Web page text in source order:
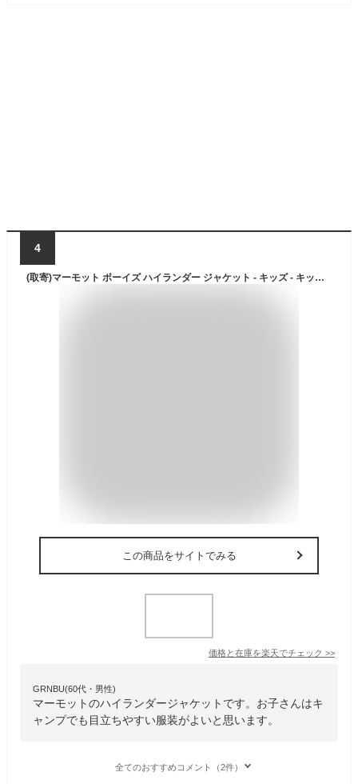
4
(取寄)マーモット ボーイズ ハイランダー ジャケット - キッズ - キッズ Marmot Boy's Highlander Jacket - Kids' - Kids Dark Azure/Foliage
この商品をサイトでみる
価格と在庫を楽天でチェック >>
GRNBU(60代・男性)
マーモットのハイランダージャケットです。お子さんはキ
ャンプでも目立ちやすい服装がよいと思います。
全てのおすすめコメント（2件）